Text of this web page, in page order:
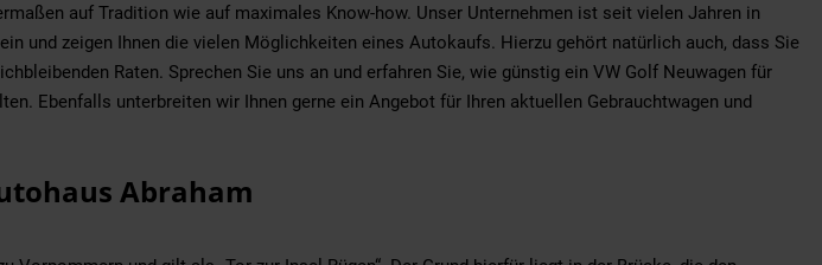
auf Tradition wie auf maximales Know-how. Unser Unternehmen ist seit vielen Jahren in
und zeigen Ihnen die vielen Möglichkeiten eines Autokaufs. Hierzu gehört natürlich auch, dass Sie
Raten. Sprechen Sie uns an und erfahren Sie, wie günstig ein VW Golf Neuwagen für
Ebenfalls unterbreiten wir Ihnen gerne ein Angebot für Ihren aktuellen Gebrauchtwagen und
Abraham